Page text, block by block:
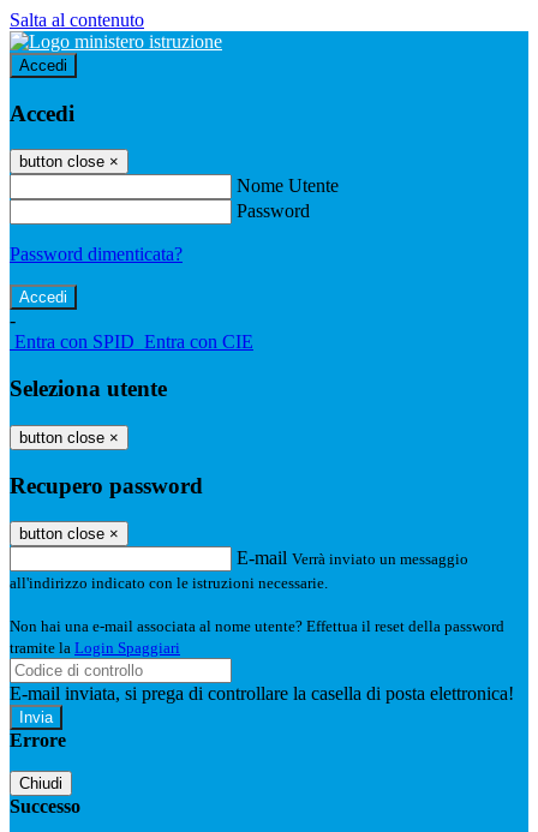
Salta al contenuto
Accedi
Accedi
button close ×
Nome Utente
Password
Password dimenticata?
-
Entra con SPID Entra con CIE
Seleziona utente
button close ×
Recupero password
button close ×
E-mail Verrà inviato un messaggio
all'indirizzo indicato con le istruzioni necessarie.
Non hai una e-mail associata al nome utente? Effettua il reset della password
tramite la Login Spaggiari
E-mail inviata, si prega di controllare la casella di posta elettronica!
Errore
Chiudi
Successo